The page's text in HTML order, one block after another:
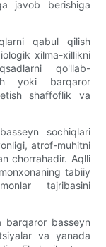
javob berishiga
qabul qilish
xilma-xillikni
qo'llab-
yoki barqaror
shaffoflik va
sochiqlari
atrof-muhitni
chorrahadir. Aqlli
tabiiy
tajribasini
barqaror basseyn
va yanada